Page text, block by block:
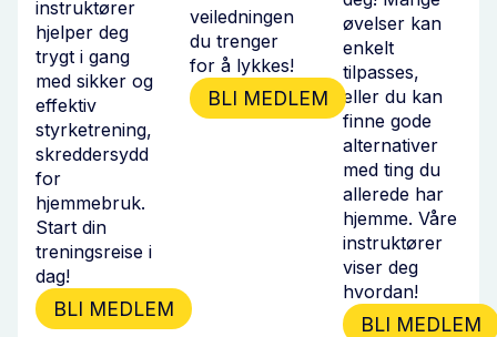
instruktører
hjelper deg
trygt i gang
med sikker og
effektiv
styrketrening,
skreddersydd
for
hjemmebruk.
Start din
treningsreise i
dag!
BLI MEDLEM
veiledningen
du trenger
for å lykkes!
BLI MEDLEM
øvelser kan
enkelt
tilpasses,
eller du kan
finne gode
alternativer
med ting du
allerede har
hjemme. Våre
instruktører
viser deg
hvordan!
BLI MEDLEM